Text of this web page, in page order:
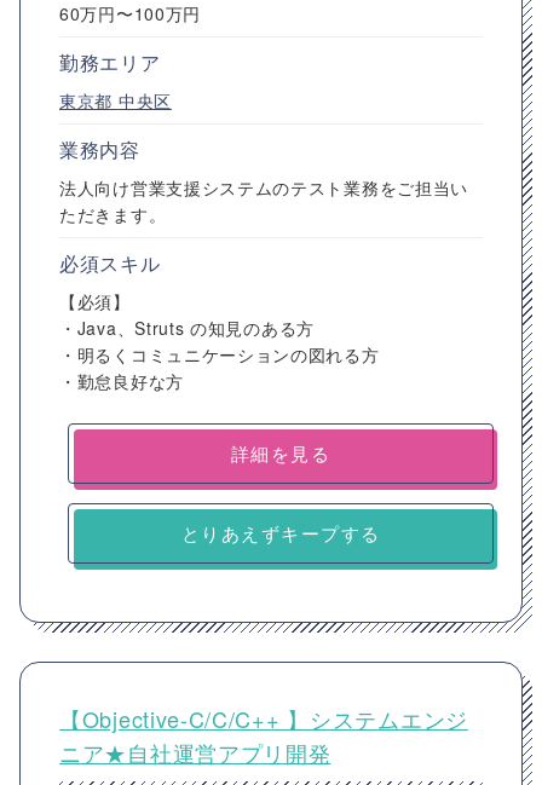
60万円〜100万円
勤務エリア
東京都 中央区
業務内容
法人向け営業支援システムのテスト業務をご担当い
ただきます。
必須スキル
【必須】
・Java、Struts の知見のある方
・明るくコミュニケーションの図れる方
・勤怠良好な方
詳細を見る
とりあえずキープする
【Objective-C/C/C++ 】システムエンジ
ニア★自社運営アプリ開発